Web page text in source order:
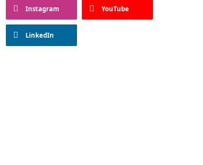
Instagram YouTube
LinkedIn